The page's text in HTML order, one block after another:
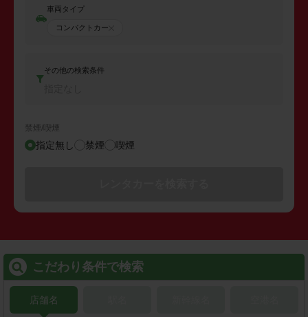
車両タイプ
コンパクトカー
その他の検索条件
禁煙/喫煙
指定無し 禁煙 喫煙
こだわり条件で検索
店舗名